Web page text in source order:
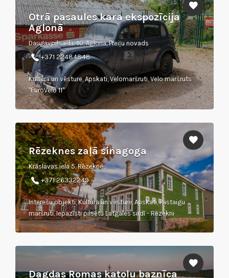
Otrā pasaules kara ekspozīcija
Aglonā
Daugavpils iela 40, Aglona, Preiļu novads
+371 22484848
Kultūra un vēsture, Apskati, Velomaršruti, Velo maršruts
"EuroVelo 11"
Rēzeknes zaļā sinagoga
Krāslavas iela 5, Rēzekne
+371 26332249
Interešu objekti, Kultūra un vēsture, Apskati, Pastaigu
maršruti, Iepazīsti pilsētu Latgales sirdī - Rēzekni
Dagdas Romas katoļu baznīca